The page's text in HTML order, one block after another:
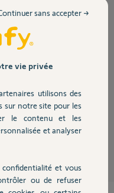
du V600?
v600 avec détection par
et ils
sur ce modèle?
vie privée
utilisons des
sur notre site pour les
le contenu et les
et analyser
et vous
ou de refuser
sans accepter →